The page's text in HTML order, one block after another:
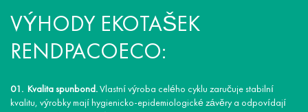
VÝHODY EKOTAŠEK
RENDPACOECO:
Kvalita spunbond.Vlastní výroba celého cyklu zaručuje stabilní
kvalitu, výrobky mají hygienicko-epidemiologické závěry a odpovídají